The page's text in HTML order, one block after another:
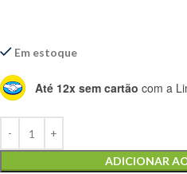
Em estoque
Até 12x sem cartão com a
ADICIONAR